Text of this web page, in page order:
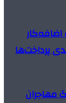
مهاجران